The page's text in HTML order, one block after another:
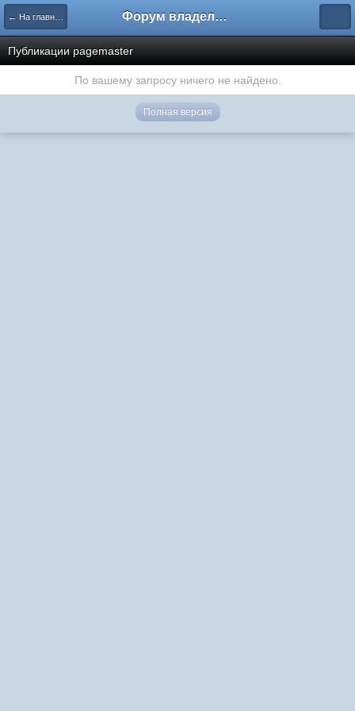
← На главную Форум владельцев интернет-магазинов
Публикации pagemaster
По вашему запросу ничего не найдено.
Полная версия